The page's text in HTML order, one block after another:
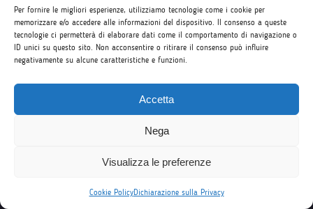
Per fornire le migliori esperienze, utilizziamo tecnologie come i cookie per
memorizzare e/o accedere alle informazioni del dispositivo. Il consenso a queste
tecnologie ci permetterà di elaborare dati come il comportamento di navigazione o
ID unici su questo sito. Non acconsentire o ritirare il consenso può influire
negativamente su alcune caratteristiche e funzioni.
Accetta
Nega
Visualizza le preferenze
Cookie PolicyDichiarazione sulla Privacy
I nostri contatti
Padova - Roma - Milano - ITALIA
Tel. +39 049 8755297 - P.IVA 03393770288
Copyright MB Scambi Culturali ©2026